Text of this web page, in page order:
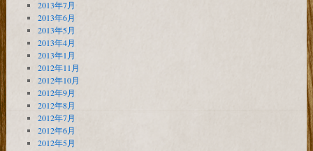
2013年7月
2013年6月
2013年5月
2013年4月
2013年1月
2012年11月
2012年10月
2012年9月
2012年8月
2012年7月
2012年6月
2012年5月